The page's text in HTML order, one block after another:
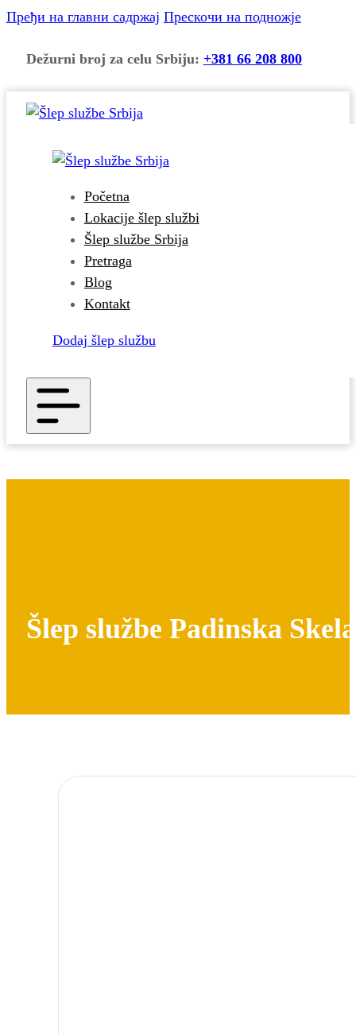
Пређи на главни садржај Прескочи на подножје
Dežurni broj za celu Srbiju: +381 66 208 800
Početna
Lokacije šlep službi
Šlep službe Srbija
Pretraga
Blog
Kontakt
Dodaj šlep službu
Šlep službe Padinska Skela